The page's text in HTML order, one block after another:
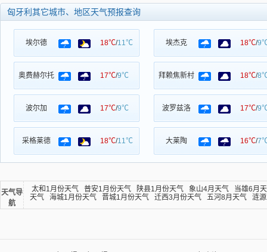
匈牙利其它城市、地区天气预报查询
埃尔德 18℃/11℃ 埃杰克 18℃/
奥费赫尔托 17℃/9℃ 拜赖焦新村 18℃/
波尔加 17℃/9℃ 波罗兹洛 17℃/
采格莱德 18℃/11℃ 大莱陶 16℃/
天气导
航
太和1月份天气 普安1月份天气 陕县1月份天气 象山4月天气
当雄6月
天气
海城1月份天气 晋城1月份天气 迁西3月份天气 五河8月天气 涟